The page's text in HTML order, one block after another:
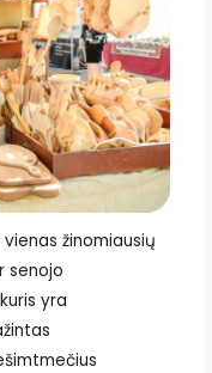
žinomiausių
senojo
yra